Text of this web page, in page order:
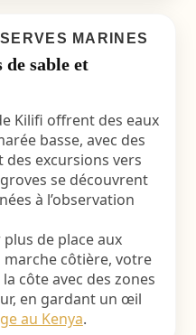
MARINES
sable et
Kilifi offrent des eaux
basse, avec des
excursions vers
se découvrent
à l’observation
de place aux
côtière, votre
côte avec des zones
en gardant un œil
au Kenya.